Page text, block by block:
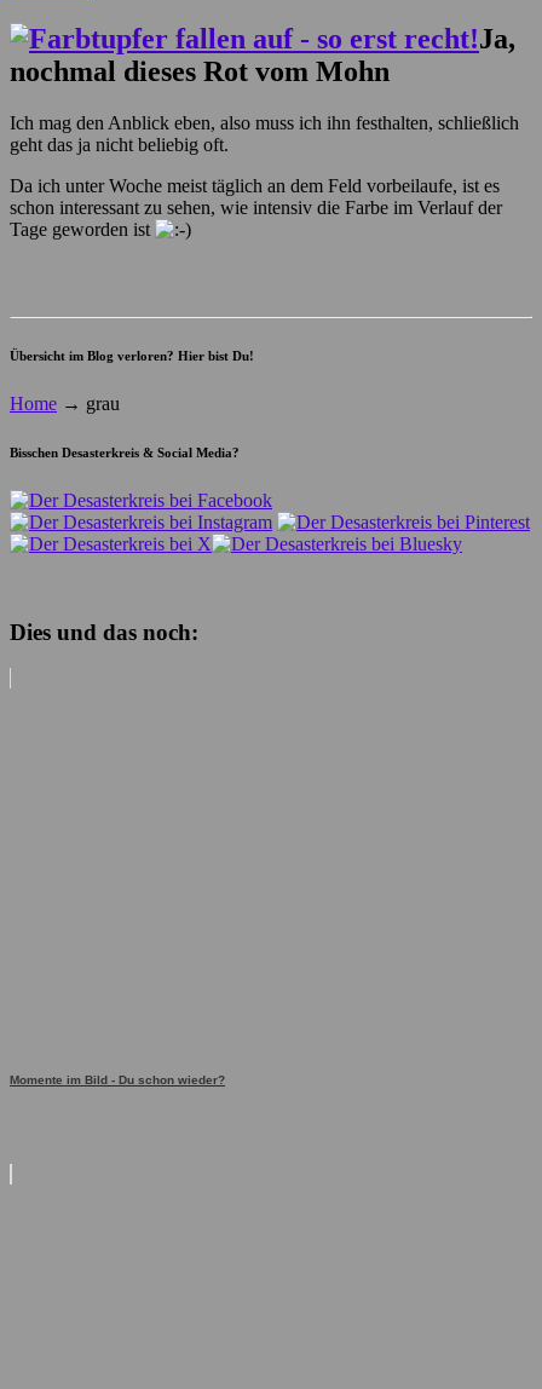
Ja,
nochmal dieses Rot vom Mohn
Ich mag den Anblick eben, also muss ich ihn festhalten, schließlich
geht das ja nicht beliebig oft.
Da ich unter Woche meist täglich an dem Feld vorbeilaufe, ist es
schon interessant zu sehen, wie intensiv die Farbe im Verlauf der
Tage geworden ist
Übersicht im Blog verloren? Hier bist Du!
Home → grau
Bisschen Desasterkreis & Social Media?
Dies und das noch:
Momente im Bild - Du schon wieder?